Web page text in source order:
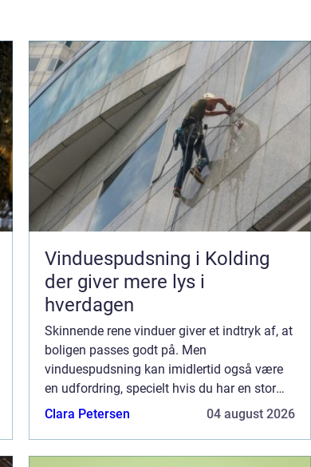
Vinduespudsning i Kolding
der giver mere lys i
hverdagen
Skinnende rene vinduer giver et indtryk af, at
boligen passes godt på. Men
vinduespudsning kan imidlertid også være
en udfordring, specielt hvis du har en stor
ejendom eller arbejder en hel dag. Her kan
Clara Petersen 04 august 2026